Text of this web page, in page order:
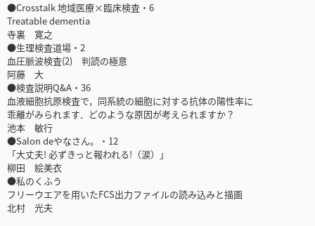
●Crosstalk 地域医療×臨床検査・6
Treatable dementia
寺裏 寛之
●生理検査道場・2
血圧脈波検査(2) 判読の極意
阿藤 大
●検査説明Q&A・36
血液細胞抗原検査で，同系統の細胞に対する抗体の陽性率に
乖離がみられます．どのような原因が考えられますか？
池本 敏行
●Salon deやなさん。・12
「大丈夫! 必ずきっと報われる!（涙）」
柳田 絵美衣
●私のくふう
フリーウエアを用いたFCS出力ファイルの読み込みと描画
北村 光夫